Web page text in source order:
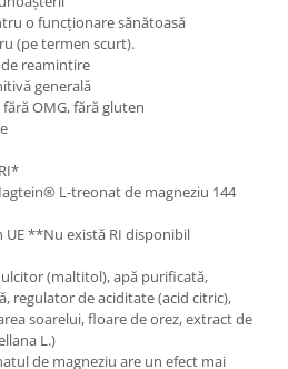
o funcționare sănătoasă
(pe termen scurt).
reamintire
generală
OMG, fără gluten
L-treonat de magneziu 144
**Nu există RI disponibil
(maltitol), apă purificată,
regulator de aciditate (acid citric),
soarelui, floare de orez, extract de
L.)
de magneziu are un efect mai